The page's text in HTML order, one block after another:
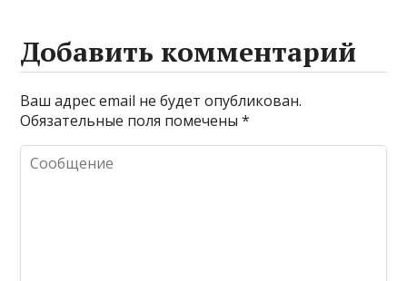
Добавить комментарий
Ваш адрес email не будет опубликован.
Обязательные поля помечены*